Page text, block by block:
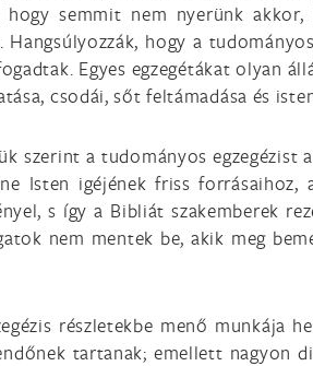
semmit nem nyerünk
hogy a
Egyes egzegétákat olyan
csodái, sőt feltámadása és
szerint a tudományos
Isten igéjének friss
s így a Bibliát szakemberek
nem mentek be, akik meg
részletekbe menő munkája
tartanak; emellett nagyon